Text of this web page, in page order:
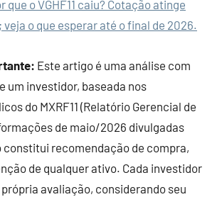
que o VGHF11 caiu? Cotação atinge
o que esperar até o final de 2026.
Este artigo é uma análise com
um investidor, baseada nos
do MXRF11 (Relatório Gerencial de
de maio/2026 divulgadas
constitui recomendação de compra,
de qualquer ativo. Cada investidor
avaliação, considerando seu